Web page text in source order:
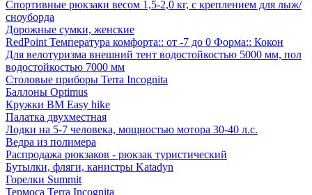
Спортивные рюкзаки весом 1,5-2,0 кг, с креплением для лыж/
сноуборда
Дорожные сумки, женские
RedPoint Температура комфорта:: от -7 до 0 Форма:: Кокон
Для велотуризма внешний тент водостойкостью 5000 мм, пол
водостойкостью 7000 мм
Столовые приборы Terra Incognita
Баллоны Optimus
Кружки BM Easy hike
Палатка двухместная
Лодки на 5-7 человека, мощностью мотора 30-40 л.с.
Ведра из полимера
Распродажа рюкзаков - рюкзак туристический
Бутылки, фляги, канистры Katadyn
Горелки Summit
Термоса Terra Incognita